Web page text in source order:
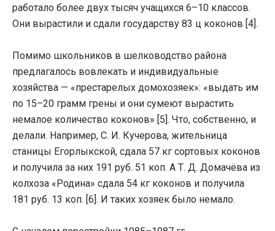
работало более двух тысяч учащихся 6–10 классов.
Они вырастили и сдали государству 83 ц коконов [4].
Помимо школьников в шелководство района
предлагалось вовлекать и индивидуальные
хозяйства — «престарелых домохозяек»: «выдать им
по 15–20 грамм грены и они сумеют вырастить
немалое количество коконов» [5]. Что, собственно, и
делали. Например, С. И. Кучерова, жительница
станицы Егорлыкской, сдала 57 кг сортовых коконов
и получила за них 191 руб. 51 коп. А Т. Д. Домачёва из
колхоза «Родина» сдала 54 кг коконов и получила
181 руб. 13 коп. [6]. И таких хозяек было немало.